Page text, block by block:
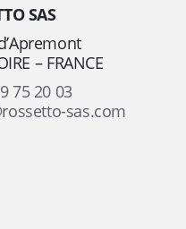
SAS
– FRANCE
75 20 03
sas.com